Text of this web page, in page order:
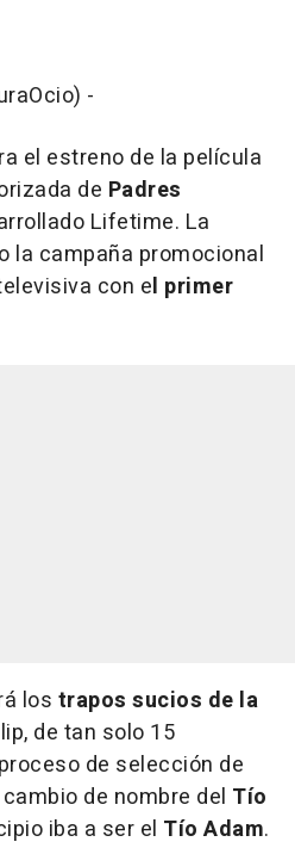
-
el estreno de la película
de Padres
Lifetime. La
la campaña promocional
con el primer
los trapos sucios de la
de tan solo 15
de selección de
de nombre del Tío
iba a ser el Tío Adam.